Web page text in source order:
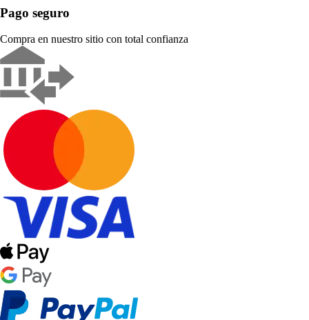
Pago seguro
Compra en nuestro sitio con total confianza